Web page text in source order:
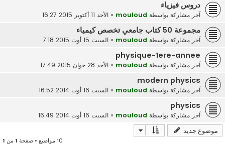
دروس فيزياء
آخر مشاركة بواسطة mouloud
« الأحد 11 أكتوبر 2015 16:27
مجموعة 50 كتاب جامعي تخصص كيمياء
آخر مشاركة بواسطة mouloud
« السبت 15 أوت 2015 7:18
physique-1ere-annee
آخر مشاركة بواسطة mouloud
« الأحد 28 جوان 2015 17:49
modern physics
آخر مشاركة بواسطة mouloud
« السبت 16 أوت 2014 16:52
physics
آخر مشاركة بواسطة mouloud
« السبت 16 أوت 2014 16:49
موضوع جديد
10 مواضيع • صفحة 1 من 1